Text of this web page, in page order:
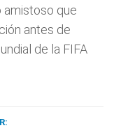
amistoso que
antes de
de la FIFA